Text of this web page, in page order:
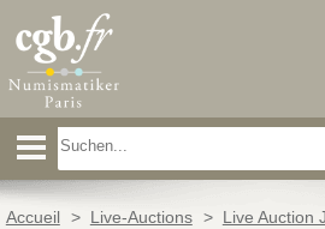
Accueil > Live-Auctions > Live Auction